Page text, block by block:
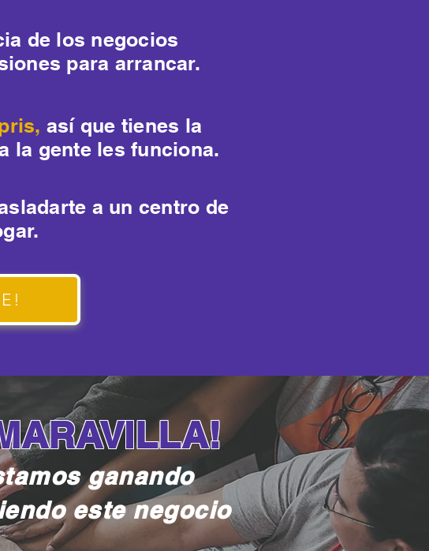
de los negocios
para arrancar.
así que tienes la
la gente les funciona.
a un centro de
ganando
este negocio